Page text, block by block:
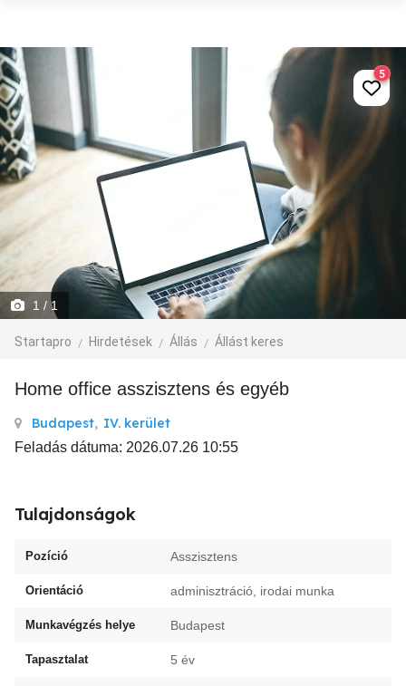
1 / 1
Startapro Hirdetések Állás Állást keres
5
Home office asszisztens és egyéb
Budapest, IV. kerület
Feladás dátuma: 2026.07.26 10:55
Tulajdonságok
Pozíció Asszisztens
Orientáció adminisztráció, irodai munka
Munkavégzés helye Budapest
Tapasztalat 5 év